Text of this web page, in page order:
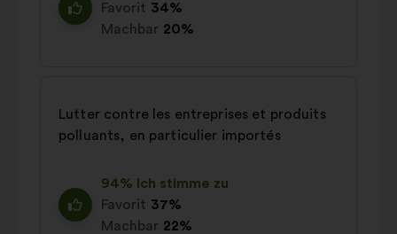
Favorit 34%
Machbar 20%
Lutter contre les entreprises et produits
polluants, en particulier importés
94% Ich stimme zu
Favorit 37%
Machbar 22%